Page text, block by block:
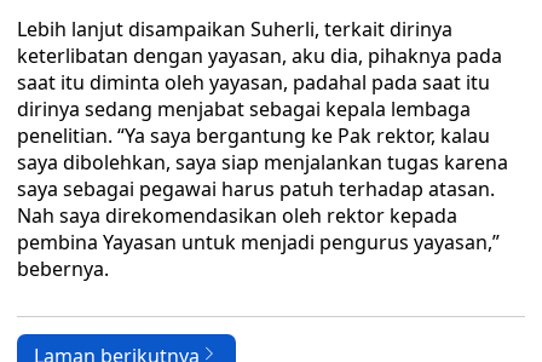
Lebih lanjut disampaikan Suherli, terkait dirinya
keterlibatan dengan yayasan, aku dia, pihaknya pada
saat itu diminta oleh yayasan, padahal pada saat itu
dirinya sedang menjabat sebagai kepala lembaga
penelitian. “Ya saya bergantung ke Pak rektor, kalau
saya dibolehkan, saya siap menjalankan tugas karena
saya sebagai pegawai harus patuh terhadap atasan.
Nah saya direkomendasikan oleh rektor kepada
pembina Yayasan untuk menjadi pengurus yayasan,”
bebernya.
Laman berikutnya